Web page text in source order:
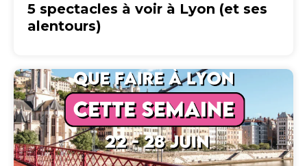
5 spectacles à voir à Lyon (et ses
alentours)